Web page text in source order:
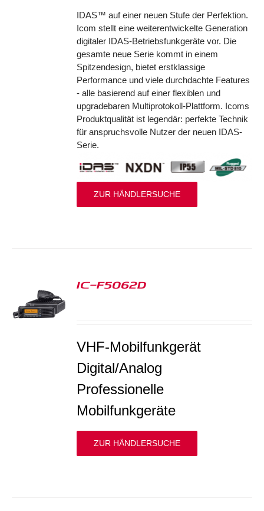
IDAS™ auf einer neuen Stufe der Perfektion.
Icom stellt eine weiterentwickelte Generation
digitaler IDAS-Betriebsfunkgeräte vor. Die
gesamte neue Serie kommt in einem
Spitzendesign, bietet erstklassige
Performance und viele durchdachte Features
- alle basierend auf einer flexiblen und
upgradebaren Multiprotokoll-Plattform. Icoms
Produktqualität ist legendär: perfekte Technik
für anspruchsvolle Nutzer der neuen IDAS-
Serie.
ZUR HÄNDLERSUCHE
IC-F5062D
VHF-Mobilfunkgerät
Digital/Analog
Professionelle
Mobilfunkgeräte
ZUR HÄNDLERSUCHE